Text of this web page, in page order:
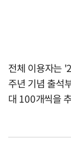
전체 이용자는
주년 기념 출석
대 100개씩을